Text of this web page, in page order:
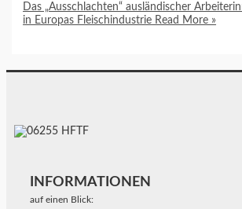
Das „Ausschlachten“ ausländischer
in Europas Fleischindustrie Read More »
INFORMATIONEN
auf einen Blick: